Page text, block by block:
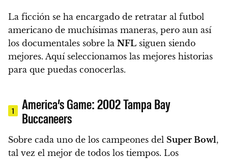
La ficción se ha encargado de retratar al futbol
americano de muchísimas maneras, pero aun así
los documentales sobre la NFL siguen siendo
mejores. Aquí seleccionamos las mejores historias
para que puedas conocerlas.
1
America’s Game: 2002 Tampa Bay
Buccaneers
Sobre cada uno de los campeones del Super Bowl,
tal vez el mejor de todos los tiempos. Los